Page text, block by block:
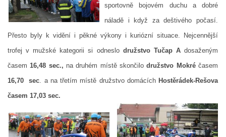
DOTACE POSKYTNUTÁ Z ROZPOČTU JIHOMORAVSKÉHO
KRAJE
JEDNOTNÝ SYSTÉM VAROVÁNÍ A VYROZUMĚNÍ
OBYVATELSTVA ČR
VÝBOR SDH
KALENDÁŘ SDH
sportovně bojovém duchu a dobré
náladě i když za deštivého počasí.
Přesto byly k vidění i pěkné výkony i kuriózní situace. Nejcennější
trofej v mužské kategorii si odneslo družstvo Tučap Adosaženým
časem16,48 sec., na druhém místě skončilodružstvo Mokréčasem
16,70
sec. a na třetím místě družstvo domácích Hostěrádek-Rešova
časem 17,03 sec.